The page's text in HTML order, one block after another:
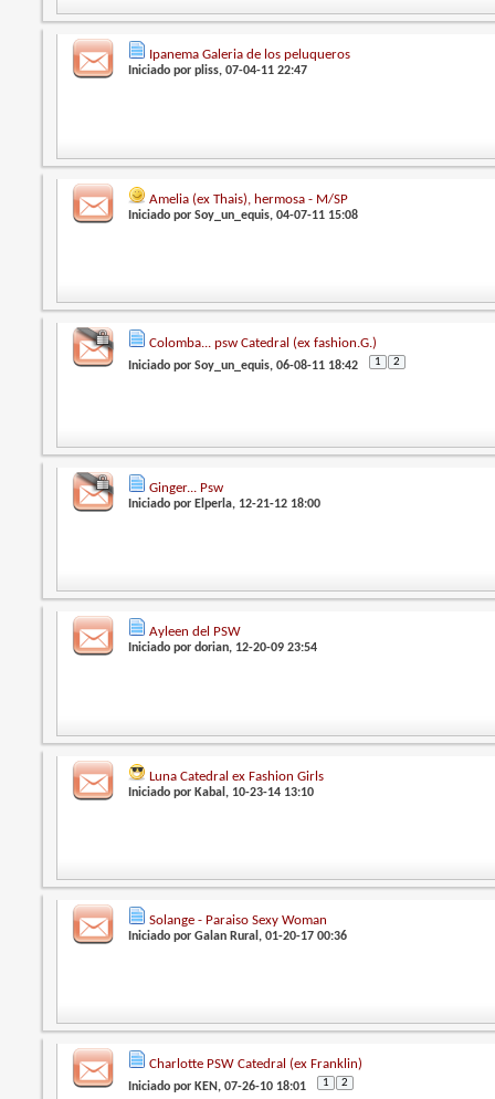
Ipanema Galeria de los peluqueros
Iniciado porpliss, 07-04-11 22:47
Amelia (ex Thais), hermosa - M/SP
Iniciado porSoy_un_equis, 04-07-11 15:08
Colomba... psw Catedral (ex fashion.G.)
Iniciado porSoy_un_equis, 06-08-11 18:42 1 2
Ginger... Psw
Iniciado por Elperla, 12-21-12 18:00
Ayleen del PSW
Iniciado pordorian, 12-20-09 23:54
Luna Catedral ex Fashion Girls
Iniciado por Kabal, 10-23-14 13:10
Solange - Paraiso Sexy Woman
Iniciado porGalan Rural, 01-20-17 00:36
Charlotte PSW Catedral (ex Franklin)
Iniciado porKEN, 07-26-10 18:01 1 2